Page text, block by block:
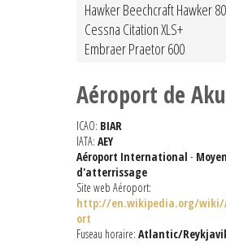
Hawker Beechcraft Hawker
Cessna Citation XLS+
Embraer Praetor 600
Aéroport de
ICAO: BIAR
IATA: AEY
Aéroport International -
d'atterrissage
Site web Aéroport:
http://en.wikipedia.org/wiki/
ort
Fuseau horaire: Atlantic/